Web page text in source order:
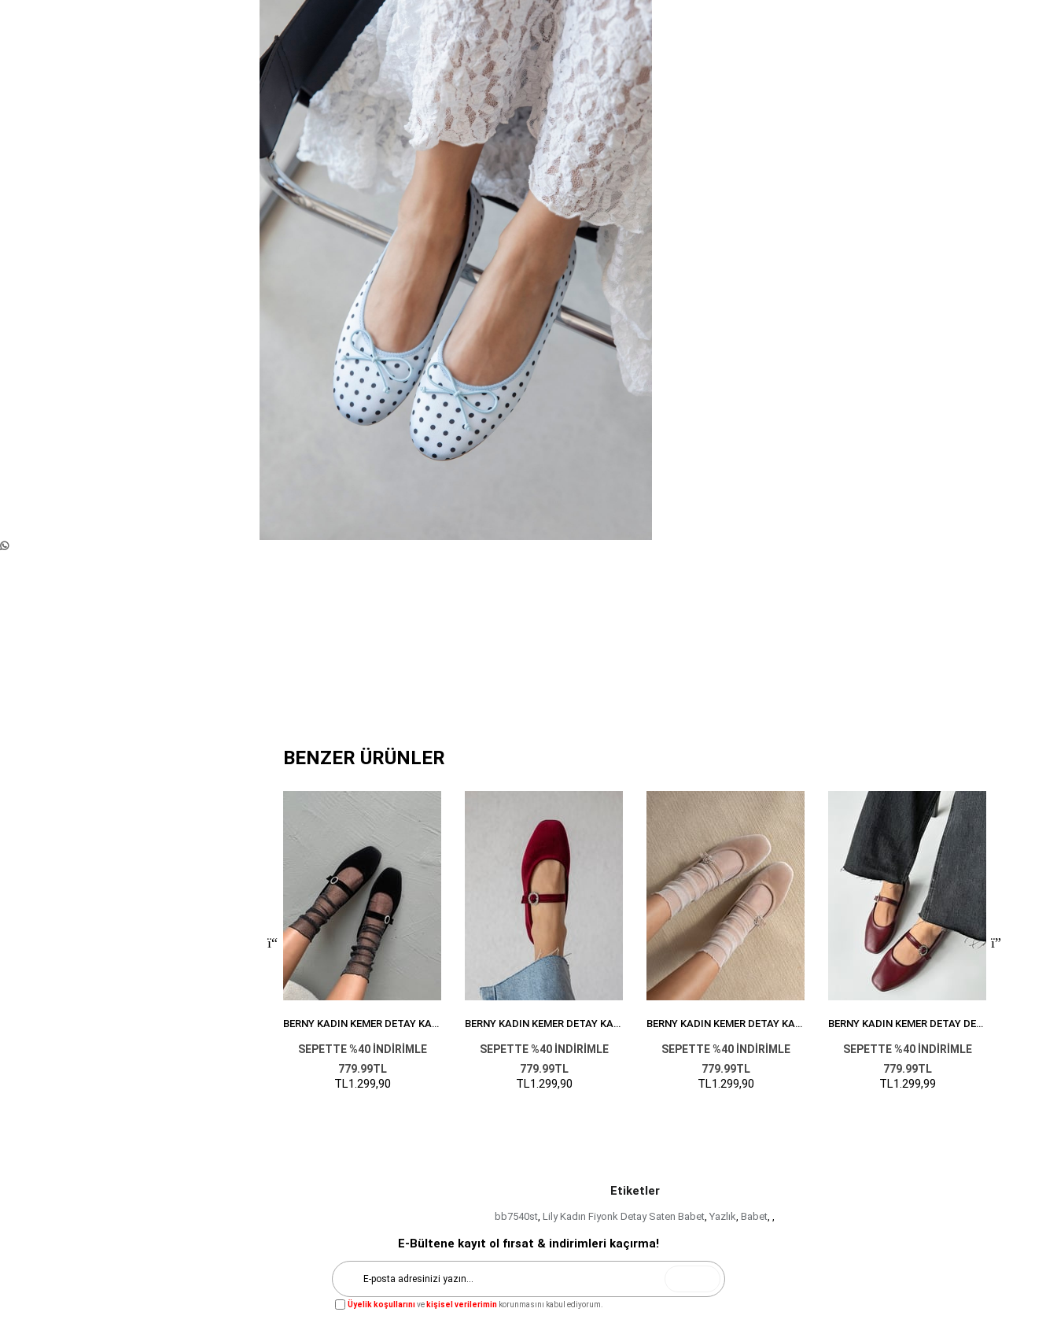
BENZER ÜRÜNLER
BERNY KADIN KEMER DETAY KADIFE BABET SIYAH
SEPETTE %40 İNDİRİMLE
779.99TL
TL1.299,90
BERNY KADIN KEMER DETAY KADIFE BABET BORDO
SEPETTE %40 İNDİRİMLE
779.99TL
TL1.299,90
BERNY KADIN KEMER DETAY KADIFE BABET VIZON
SEPETTE %40 İNDİRİMLE
779.99TL
TL1.299,90
BERNY KADIN KEMER DETAY DERI BABET BORDO
SEPETTE %40 İNDİRİMLE
779.99TL
TL1.299,99
Etiketler
bb7540st Lily Kadın Fiyonk Detay Saten Babet Yazlık Babet
E-Bültene kayıt ol fırsat & indirimleri kaçırma!
Üyelik koşullarınıve kişisel verilerimin korunmasını kabul ediyorum.